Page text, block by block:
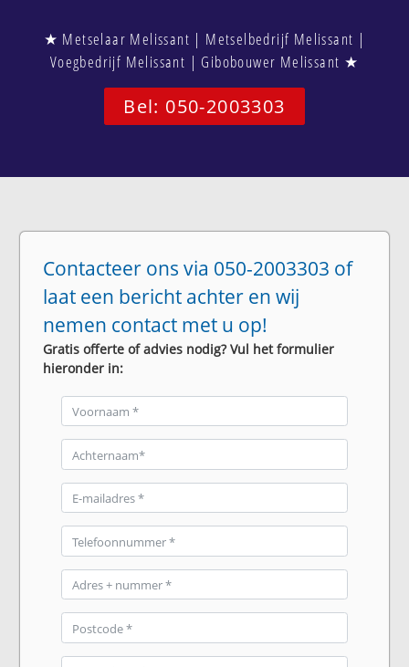
★ Metselaar Melissant | Metselbedrijf Melissant |
Voegbedrijf Melissant | Gibobouwer Melissant ★
Bel: 050-2003303
Contacteer ons via 050-2003303 of
laat een bericht achter en wij
nemen contact met u op!
Gratis offerte of advies nodig? Vul het formulier
hieronder in: